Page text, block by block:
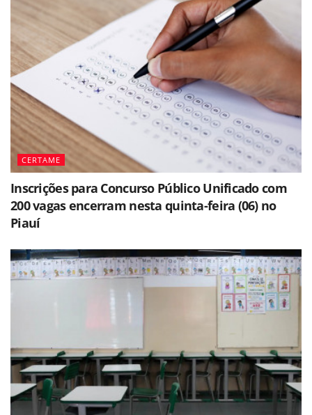
CERTAME
Inscrições para Concurso Público Unificado com
200 vagas encerram nesta quinta-feira (06) no
Piauí